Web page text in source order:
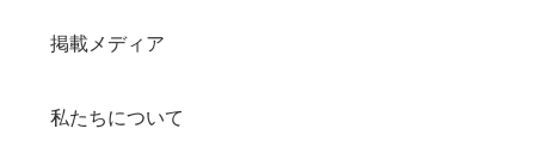
掲載メディア
私たちについて